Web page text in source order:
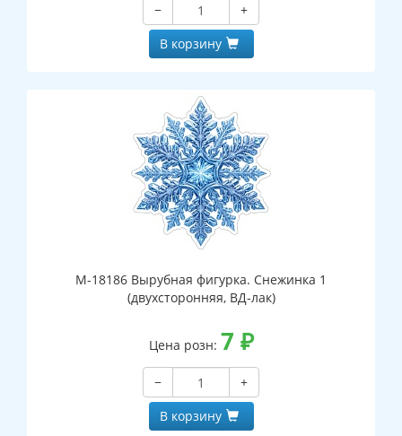
−
+
В корзину
М-18186 Вырубная фигурка. Снежинка 1
(двухсторонняя, ВД-лак)
Цена розн: 7 ₽
−
+
В корзину